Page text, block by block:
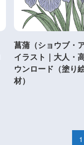
菖蒲（ショウブ・
イラスト｜大人・
ウンロード（塗り
材）
1